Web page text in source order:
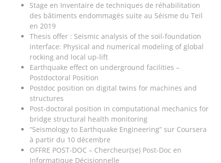
Stage en Inventaire de techniques de réhabilitation
des bâtiments endommagés suite au Séisme du Teil
en 2019
Thesis offer : Seismic analysis of the soil-foundation
interface: Physical and numerical modeling of global
rocking and local up-lift
Earthquake effect on underground facilities –
Postdoctoral Position
Postdoc position on digital twins for machines and
structures
Post-doctoral position in computational mechanics for
bridge structural health monitoring
“Seismology to Earthquake Engineering” sur Coursera
à partir du 10 décembre
OFFRE POST-DOC – Chercheur(se) Post-Doc en
Informatique Décisionnelle